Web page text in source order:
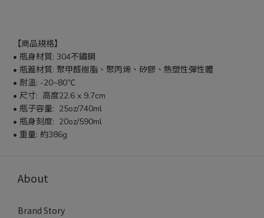
【商品規格】
• 瓶身材質: 304不鏽鋼
• 瓶蓋材質: 聚甲醛樹脂、聚丙烯、矽膠、熱塑性彈性體
• 耐溫: -20~80℃
• 尺寸:  高度22.6 x 9.7cm
• 瓶子容量:  25oz/740ml
• 瓶身刻度:  20oz/590ml
• 重量: 約386g
About
Brand Story